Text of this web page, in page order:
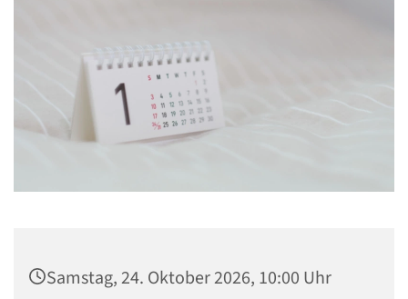
Samstag, 24. Oktober 2026, 10:00 Uhr